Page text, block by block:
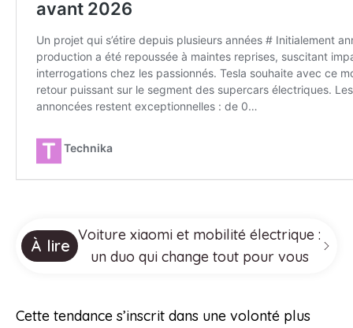
À lire
Voiture xiaomi et mobilité électrique :
un duo qui change tout pour vous
Cette tendance s’inscrit dans une volonté plus